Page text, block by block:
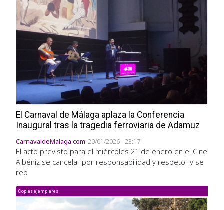
El Carnaval de Málaga aplaza la Conferencia
Inaugural tras la tragedia ferroviaria de Adamuz
CarnavaldeMalaga.com 20/01/2026 - 23:17
El acto previsto para el miércoles 21 de enero en el Cine
Albéniz se cancela "por responsabilidad y respeto" y se
rep
Coplas ejemplares